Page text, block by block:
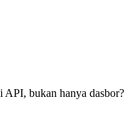
API, bukan hanya dasbor?